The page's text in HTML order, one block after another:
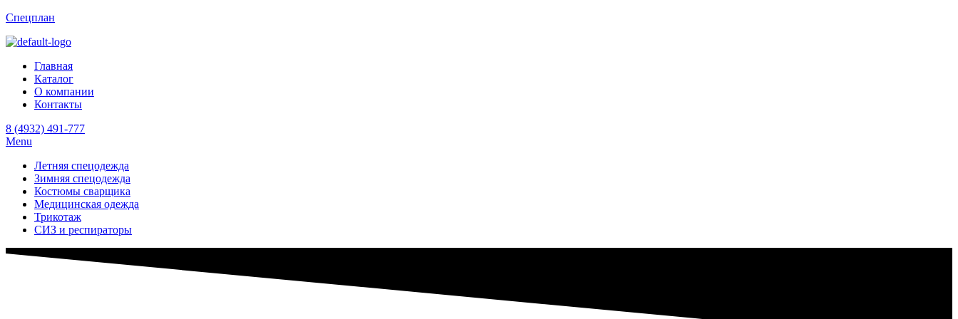
Спецплан
Главная
Каталог
О компании
Контакты
8 (4932) 491-777
Menu
Летняя спецодежда
Зимняя спецодежда
Костюмы сварщика
Медицинская одежда
Трикотаж
СИЗ и респираторы